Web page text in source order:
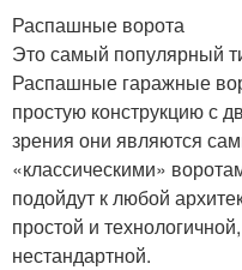
Распашные ворота
Это самый популярный
Распашные гаражные
простую конструкцию с
зрения они являются
«классическими»
подойдут к любой
простой и
нестандартной.